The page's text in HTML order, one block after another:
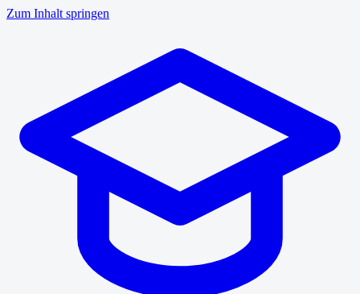
Zum Inhalt springen